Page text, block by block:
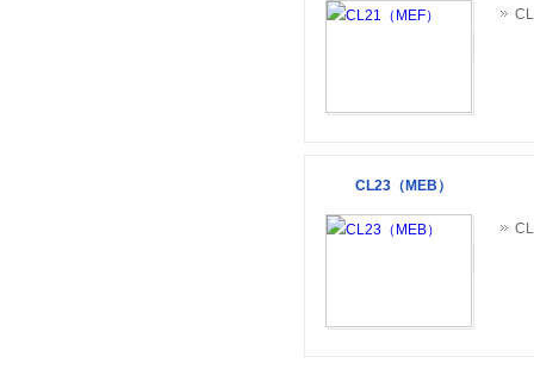
CL23（MEB）